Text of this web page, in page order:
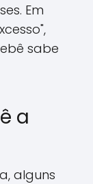
Em
sabe
a
alguns